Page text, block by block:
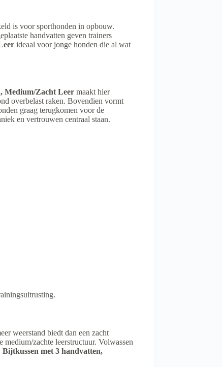
is voor sporthonden in opbouw.
handvatten geven trainers
ideaal voor jonge honden die al wat
Medium/Zacht Leer maakt hier
overbelast raken. Bovendien vormt
graag terugkomen voor de
en vertrouwen centraal staan.
weerstand biedt dan een zacht
zachte leerstructuur. Volwassen
met 3 handvatten,